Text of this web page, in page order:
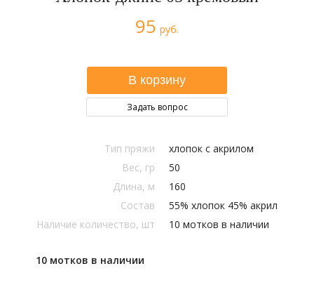
95 руб.
Задать вопрос
Тип пряжи
хлопок с акрилом
Вес, гр
50
Длина, м
160
Состав
55% хлопок 45% акрил
Наличие количество, шт
10 мотков в наличии
10 мотков в наличии